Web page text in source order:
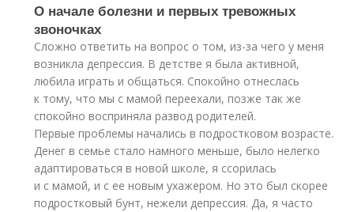
О начале болезни и первых тревожных
звоночках
Сложно ответить на вопрос о том, из-за чего у меня
возникла депрессия. В детстве я была активной,
любила играть и общаться. Спокойно отнеслась
к тому, что мы с мамой переехали, позже так же
спокойно восприняла развод родителей.
Первые проблемы начались в подростковом возрасте.
Денег в семье стало намного меньше, было нелегко
адаптироваться в новой школе, я ссорилась
и с мамой, и с ее новым ухажером. Но это был скорее
подростковый бунт, нежели депрессия. Да, я часто